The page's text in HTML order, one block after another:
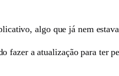
algo que já nem
fazer a atualização para ter